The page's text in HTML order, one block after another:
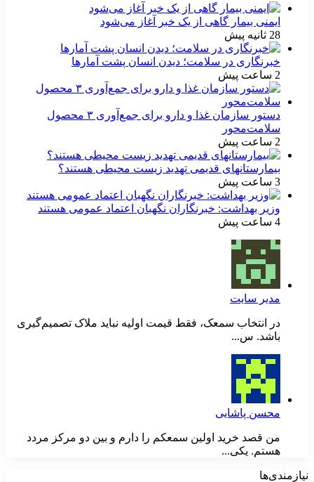
ایمنی بیمار گاهی از یک خبر آغاز می‌شود
28 ثانیه پیش
خبرنگاری در سلامت؛ دیدن انسان پشت آمارها
2 ساعت پیش
دستور سازمان غذا و دارو برای جمع‌آوری ۳ محصول
سلامت‌محور
2 ساعت پیش
بیمارستانهای قدیمی تهدید زیست محیطی هستند؟
3 ساعت پیش
وزیر بهداشت: خبرنگاران نگهبان اعتماد عمومی هستند
4 ساعت پیش
مدیر سایت
در انتخاب سمعک، فقط قیمت اولیه نباید ملاک تصمیم‌گیری
باشد. س...
محسن پاشایی
من قصد خرید اولین سمعکم را دارم و بین دو مرکز مردد
هستم. یکی...
نیازمندی‌ها